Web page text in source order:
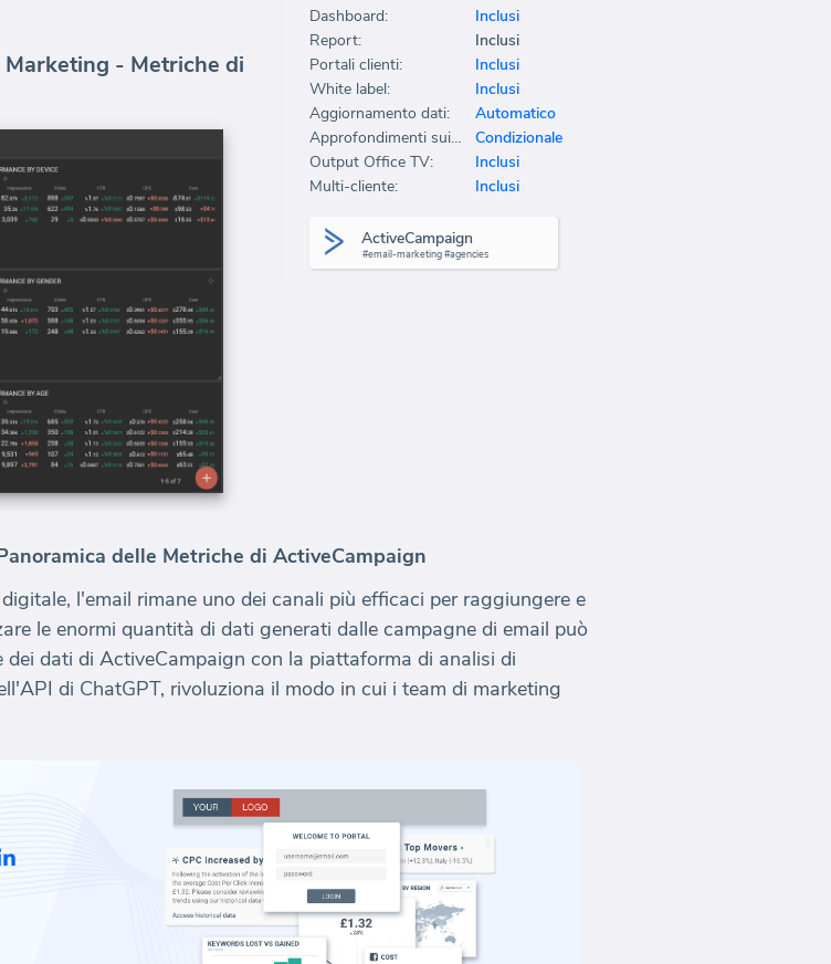
- Metriche di
delle Metriche di ActiveCampaign
l'email rimane uno dei canali più efficaci per raggiungere e
le enormi quantità di dati generati dalle campagne di email può
dati di ActiveCampaign con la piattaforma di analisi di
di ChatGPT, rivoluziona il modo in cui i team di marketing
Dashboard:
Inclusi
Report:
Inclusi
Portali clienti:
Inclusi
White label:
Inclusi
Aggiornamento dati:
Automatico
Approfondimenti sui dati:
Condizionale
Output Office TV:
Inclusi
Multi-cliente:
Inclusi
ActiveCampaign
#email-marketing #agencies